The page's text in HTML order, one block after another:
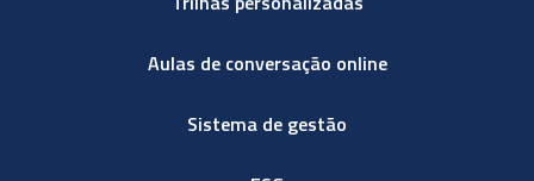
Aulas de conversação online
Sistema de gestão